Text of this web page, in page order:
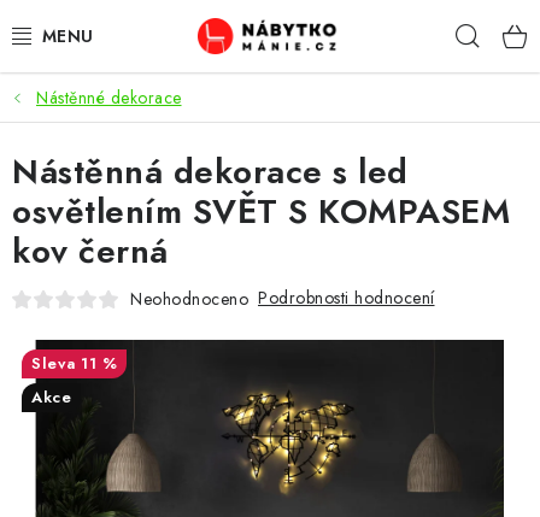
na
OBÝVACÍ POKOJ
KUCHYŇ A JÍDELNA
LOŽNICE
DĚTSKÝ POKOJ
KANCELÁŘ / PRACOVNA
KOUPELNA A WC
PŘEDSÍŇ
Nástěnné dekorace
Nástěnná dekorace s led
osvětlením SVĚT S KOMPASEM
kov černá
Neohodnoceno Podrobnosti hodnocení
11 %
Akce